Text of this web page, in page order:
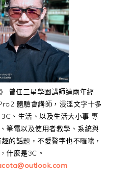
曾任三星學園講師達兩年經
體驗會講師，浸淫文字十多
、生活、以及生活大小事 專
筆電以及使用者教學、系統與
的話題，不愛贅字也不囉嗦，
什麼是3C。